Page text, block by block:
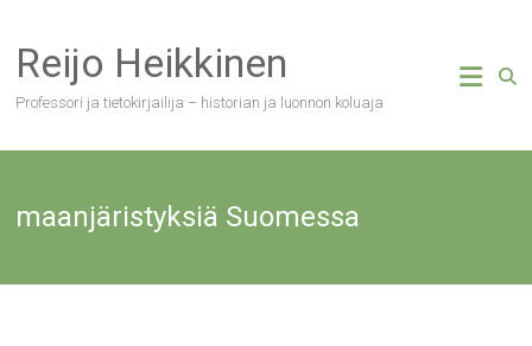
content
Reijo Heikkinen
Professori ja tietokirjailija – historian ja luonnon koluaja
maanjäristyksiä Suomessa